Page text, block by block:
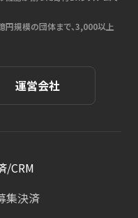
円規模の団体まで、3,000以上
運営会社
/CRM
集決済